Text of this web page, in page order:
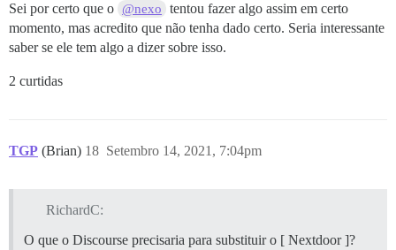
Sei por certo que o @nexo
tentou fazer algo assim em certo
momento, mas acredito que não tenha dado certo. Seria interessante
saber se ele tem algo a dizer sobre isso.
2 curtidas
TGP (Brian) Setembro 14, 2021, 7:04pm
18
RichardC:
O que o Discourse precisaria para substituir o [ Nextdoor ]?